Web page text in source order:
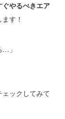
ぐやるべきエア
す！
…」
ックしてみて